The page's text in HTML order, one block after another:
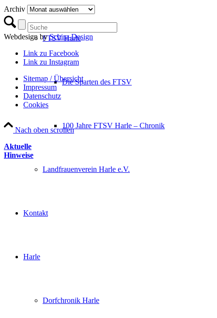
FTSV Harle
Die Sparten des FTSV
100 Jahre FTSV Harle – Chronik
Landfrauenverein Harle e.V.
Kontakt
Harle
Dorfchronik Harle
Archiv
Webdesign bySchira-Design
Link zu Facebook
Link zu Instagram
Sitemap / Übersicht
Impressum
Datenschutz­
Cookies
Nach oben scrollen
Aktuelle
Hinweise